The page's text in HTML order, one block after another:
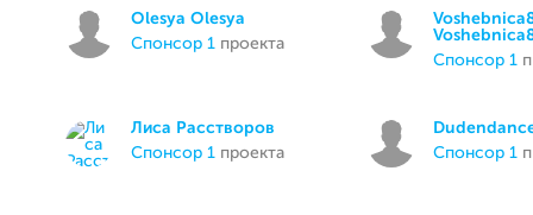
Olesya Olesya
спонсор 1 проекта
спонсор 1
Лиса Расстворов
спонсор 1 проекта
спонсор 1